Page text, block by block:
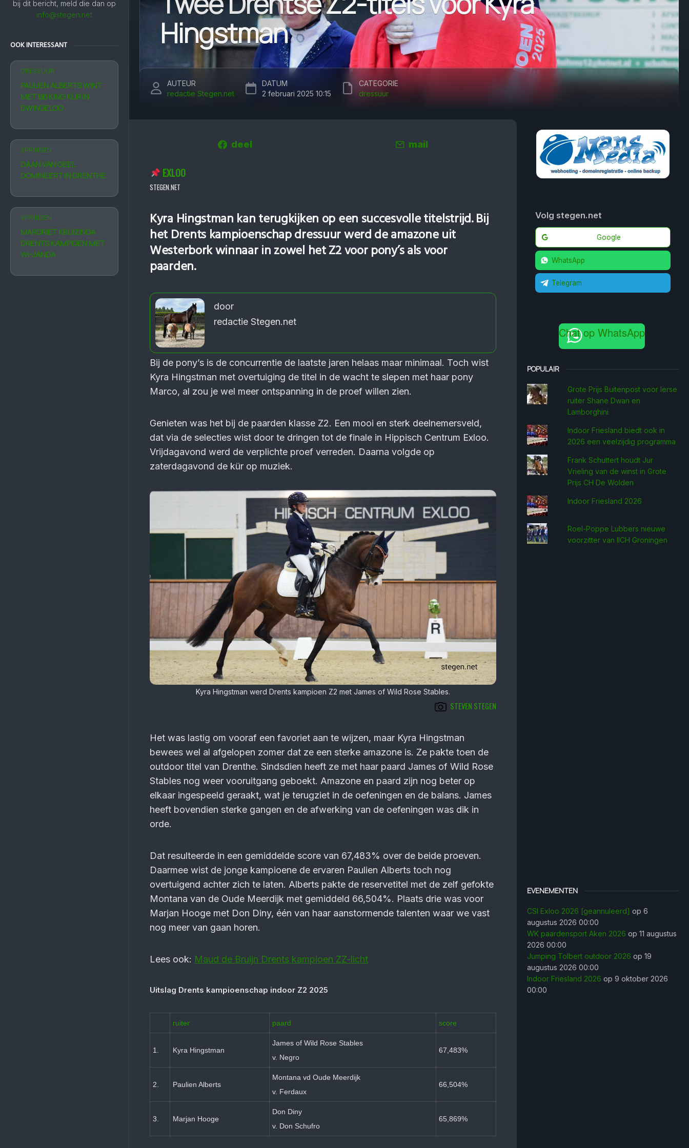
bij dit bericht, meld die dan op
info@stegen.net
OOK INTERESSANT
DRESSUUR
PAULIEN ALBERTS WINT
MET BB KING KÜR IN
DWINGELOO
SPRINGEN
DAAN VAN GEEL
DOMINEERT IN DRENTHE
SPRINGEN
MARGRIET KRUIZINGA
DRENTS KAMPIOEN MET
WI-JANDA
Hingst­man
AUTEUR
redactie Stegen.net
DATUM
2 februari 2025 10:15
CATEGORIE
dressuur
deel mail
EXLOO
STEGEN.NET
Kyra Hingstman kan terug­kijken op een succes­volle titel­strijd. Bij
het Drents kam­pioen­schap dres­suur werd de ama­zone uit
Wester­bork win­naar in zowel het Z2 voor pony’s als voor
paarden.
door
redactie Stegen.net
Bij de pony’s is de concurrentie de laatste jaren helaas maar minimaal. Toch wist
Kyra Hingstman met overtuiging de titel in de wacht te slepen met haar pony
Marco, al zou je wel meer ontspanning in de proef willen zien.
Genieten was het bij de paarden klasse Z2. Een mooi en sterk deelnemersveld,
dat via de selecties wist door te dringen tot de finale in Hippisch Centrum Exloo.
Vrijdagavond werd de verplichte proef verreden. Daarna volgde op
zaterdagavond de kür op muziek.
Kyra Hingstman werd Drents kampioen Z2 met James of Wild Rose Stables.
STEVEN STEGEN
Het was lastig om vooraf een favoriet aan te wijzen, maar Kyra Hingstman
bewees wel al afgelopen zomer dat ze een sterke amazone is. Ze pakte toen de
outdoor titel van Drenthe. Sindsdien heeft ze met haar paard James of Wild Rose
Stables nog weer vooruitgang geboekt. Amazone en paard zijn nog beter op
elkaar ingespeeld geraakt, wat je terugziet in de oefeningen en de balans. James
heeft bovendien sterke gangen en de afwerking van de oefeningen was dik in
orde.
Dat resulteerde in een gemiddelde score van 67,483% over de beide proeven.
Daarmee wist de jonge kampioene de ervaren Paulien Alberts toch nog
overtuigend achter zich te laten. Alberts pakte de reservetitel met de zelf gefokte
Montana van de Oude Meerdijk met gemiddeld 66,504%. Plaats drie was voor
Marjan Hooge met Don Diny, één van haar aanstormende talenten waar we vast
nog meer van gaan horen.
Lees ook: Maud de Bruijn Drents kampioen ZZ-licht
Uitslag Drents kampioenschap indoor Z2 2025
ruiter paard score
1. Kyra Hingstman
James of Wild Rose Stables
v. Negro
67,483%
2. Paulien Alberts
Montana vd Oude Meerdijk
v. Ferdaux
66,504%
3. Marjan Hooge
Don Diny
v. Don Schufro
65,869%
Volg stegen.net
Google
WhatsApp
Telegram
Chat op WhatsApp
POPULAIR
Grote Prijs Buitenpost voor Ierse
ruiter Shane Dwan en
Lamborghini
Indoor Friesland biedt ook in
2026 een veelzijdig programma
Frank Schuttert houdt Jur
Vrieling van de winst in Grote
Prijs CH De Wolden
Indoor Friesland 2026
Roel-Poppe Lubbers nieuwe
voorzitter van IICH Groningen
EVENEMENTEN
CSI Exloo 2026 [geannuleerd] op 6
augustus 2026 00:00
WK paardensport Aken 2026 op 11 augustus
2026 00:00
Jumping Tolbert outdoor 2026 op 19
augustus 2026 00:00
Indoor Friesland 2026 op 9 oktober 2026
00:00